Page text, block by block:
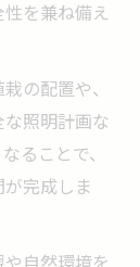
を兼ね備え
の配置や、
照明計画な
ることで、
完成しま
自然環境を